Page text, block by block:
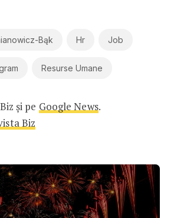
Bąk Hr Job
Resurse Umane
și pe Google News.
Biz